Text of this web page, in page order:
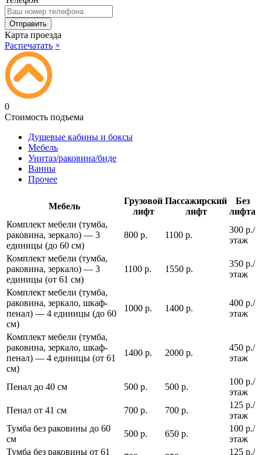
Карта проезда
Распечатать ×
0
Стоимость подъема
Душевые кабины и боксы
Мебель
Унитаз/раковина/биде
Ванны
Прочее
Мебель
Грузовой
лифт
Пассажирский
лифт
Без
лифта
Комплект мебели (тумба,
раковина, зеркало) — 3
единицы (до 60 см)
800 р. 1100 р.
300 р./
этаж
Комплект мебели (тумба,
раковина, зеркало) — 3
единицы (от 61 см)
1100 р. 1550 р.
350 р./
этаж
Комплект мебели (тумба,
раковина, зеркало, шкаф-
пенал) — 4 единицы (до 60
см)
1000 р. 1400 р.
400 р./
этаж
Комплект мебели (тумба,
раковина, зеркало, шкаф-
пенал) — 4 единицы (от 61
см)
1400 р. 2000 р.
450 р./
этаж
Пенал до 40 см 500 р. 500 р.
100 р./
этаж
Пенал от 41 см
700 р. 700 р.
125 р./
этаж
Тумба без раковины до 60
см
500 р. 650 р.
100 р./
этаж
Тумба без раковины от 61
125 р./